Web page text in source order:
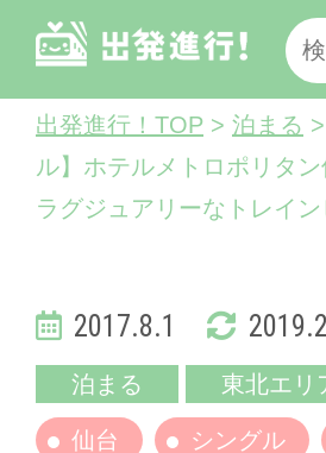
出発進行！TOP > 泊まる >
ル】ホテルメトロポリタ
ラグジュアリーなトレイン
2017.8.1
泊まる 東北エリ
仙台 シングル